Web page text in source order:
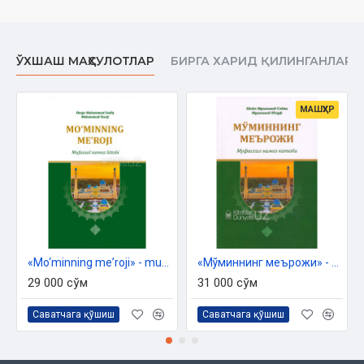
Ўзбекистон Республикаси Дин ишлари бўйича
қўмитасининг 2024 йил 26 июлдаги 03-07/4548-
Мундарижа
Муқаддима
Бомдод имтиҳони
Бомдод намозининг вақти
Бомдод намозига уйғониш имконсиз!
Бомдод намози ўхшаши йўқ намоздир!
Биринчи фазилат
Ҳисобсиз ажр
Иккинчи фазилат
Бомдод намозини зоэ қилиш фақатгина ажрдан маҳрум бўлиш
эмас!
Учинчи фазилат
Бомдоднинг икки ракат суннати дунё ва ундаги барча
ЎХШАШ МАҲСУЛОТЛАР БИРГА ХАРИД ҚИЛИНГАНЛАР
29 000 сўм
Саватчага қўшиш
МАШҲУР
31 000 сўм
Саватчага қўшиш